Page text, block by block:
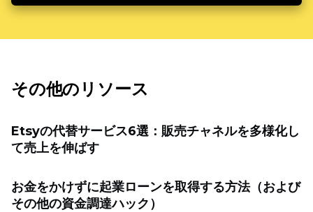
その他のリソース
Etsyの代替サービス6選：販売チャネルを多様化し
て売上を伸ばす
お金をかけずに起業ローンを取得する方法（および
その他の資金調達ハック）